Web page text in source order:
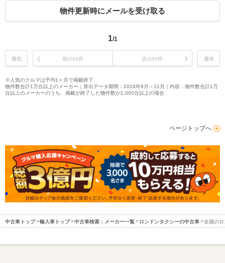
リティアラーム) 全
ザ- Wエアバ
物件更新時にメールを受け取る
1/1
最初 前の30件 次の30件 最後
※人気のクルマは平均1ヶ月で掲載終了
物件数合計1万台以上のメーカー｜算出データ期間：2024年9月～11月｜内容：物件数合計1万
台以上のメーカーのうち、掲載が終了した物件数が1,000台以上の場合
ページトップへ
中古車トップ 輸入車トップ 中古車検索：メーカー一覧 ロンドンタクシーの中古車 全国の